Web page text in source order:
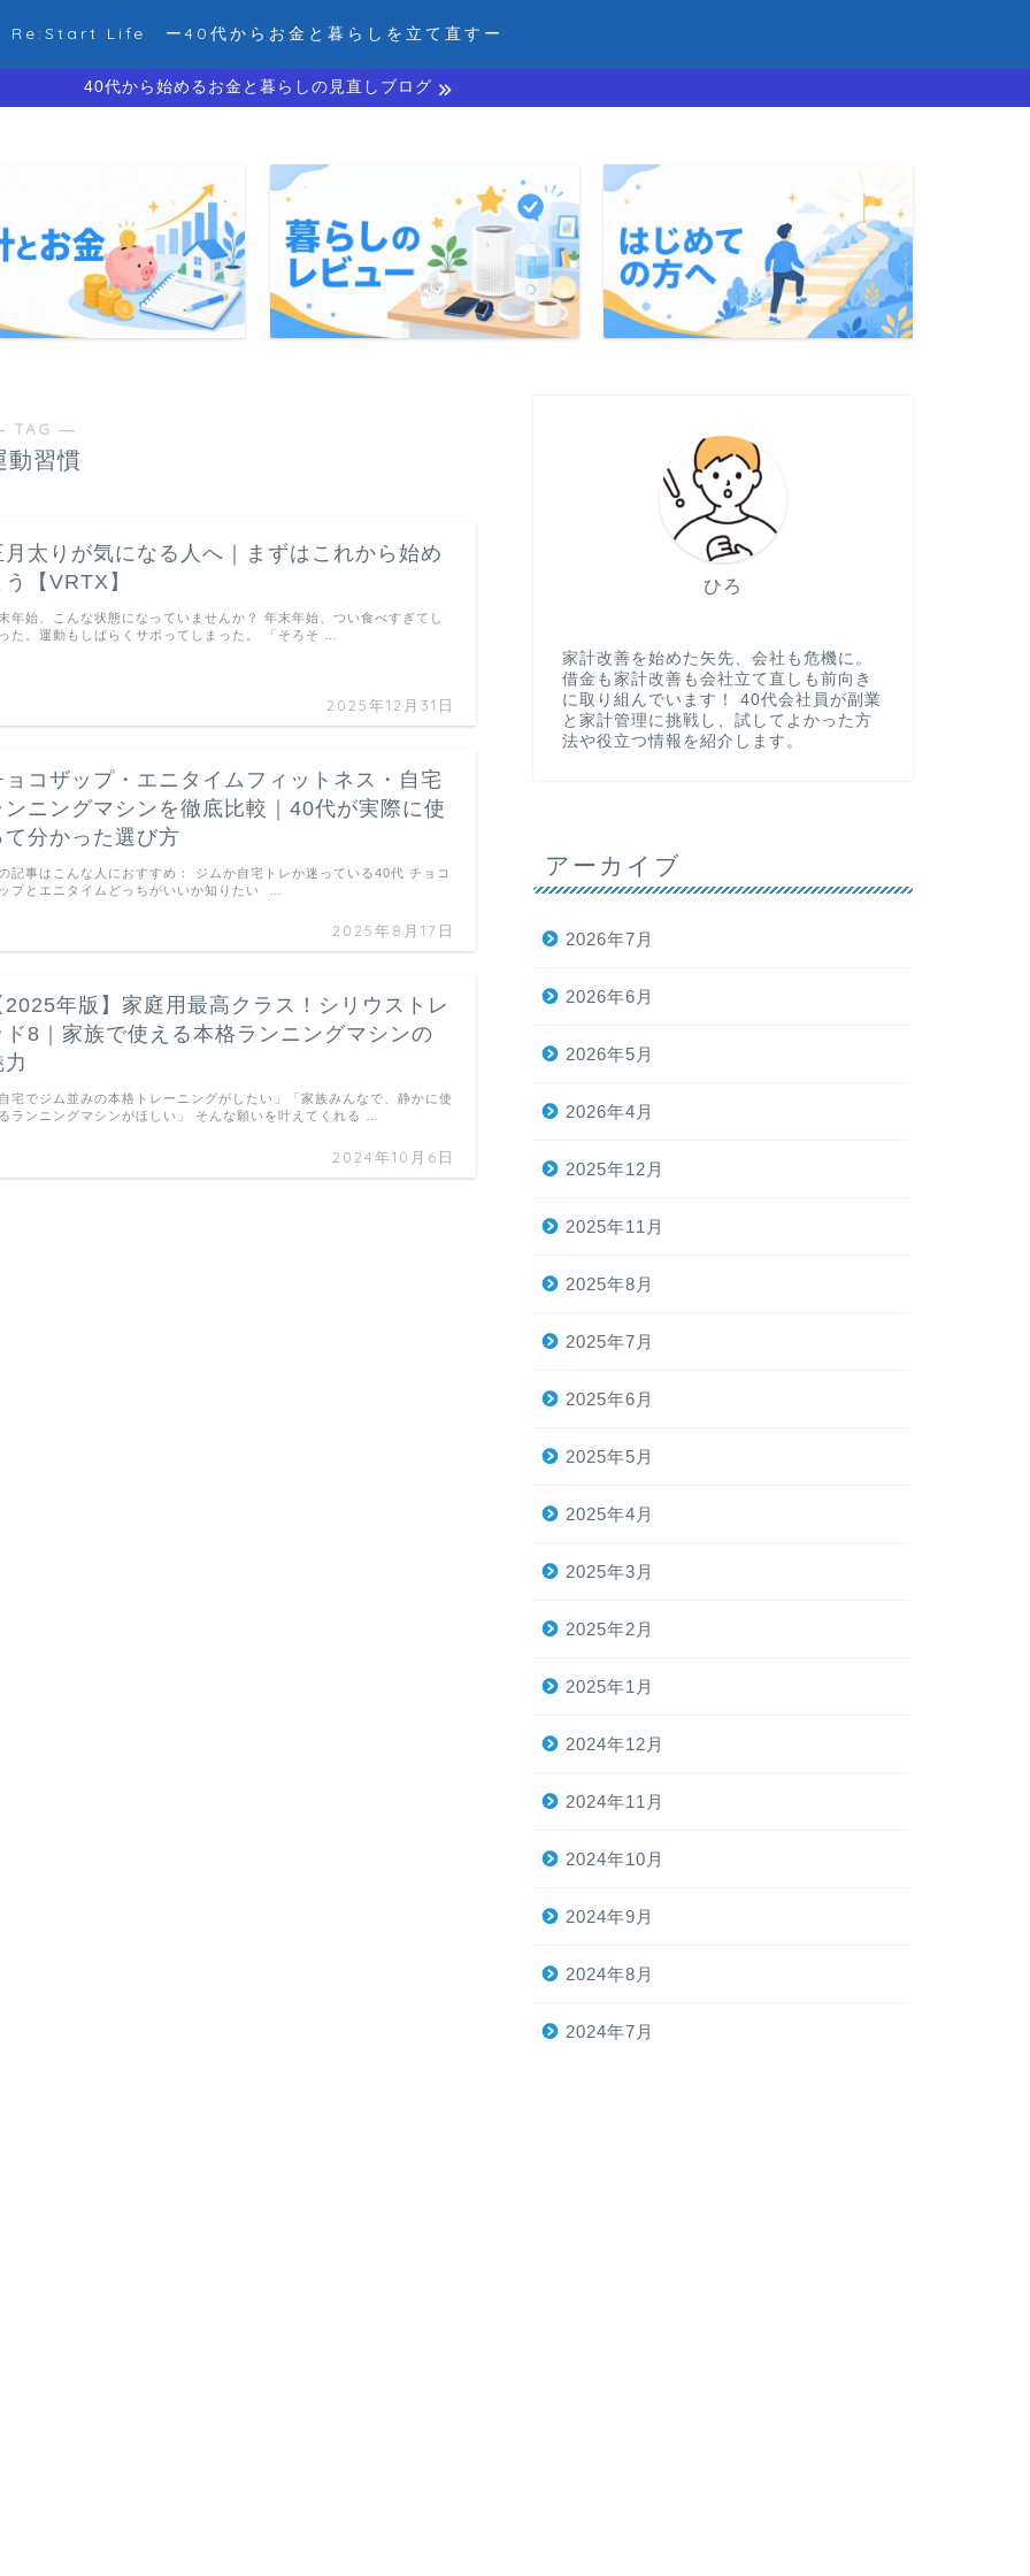
Re:Start Life ー40代からお金と暮らしを立て直すー
40代から始めるお金と暮らしの見直しブログ
TAG ―
動習慣
月太りが気になる人へ｜まずはこれから始め
う【VRTX】
2025年12月31日
年始、こんな状態になっていませんか？ 年末年始、つい食べすぎてし
た。運動もしばらくサボってしまった。 「そろそ …
ョコザップ・エニタイムフィットネス・自宅
ンニングマシンを徹底比較｜40代が実際に使
て分かった選び方
2025年8月17日
記事はこんな人におすすめ： ジムか自宅トレか迷っている40代 チョコ
プとエニタイムどっちがいいか知りたい …
2025年版】家庭用最高クラス！シリウストレ
ド8｜家族で使える本格ランニングマシンの
力
2024年10月6日
宅でジム並みの本格トレーニングがしたい」「家族みんなで、静かに使
ランニングマシンがほしい」 そんな願いを叶えてくれる …
ひろ
家計改善を始めた矢先、会社も危機に。
借金も家計改善も会社立て直しも前向き
に取り組んでいます！ 40代会社員が副業
と家計管理に挑戦し、試してよかった方
法や役立つ情報を紹介します。
アーカイブ
2026年7月
2026年6月
2026年5月
2026年4月
2025年12月
2025年11月
2025年8月
2025年7月
2025年6月
2025年5月
2025年4月
2025年3月
2025年2月
2025年1月
2024年12月
2024年11月
2024年10月
2024年9月
2024年8月
2024年7月